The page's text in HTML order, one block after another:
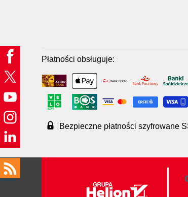
Płatności obsługuje:
Bezpieczne płatności szyfrowane